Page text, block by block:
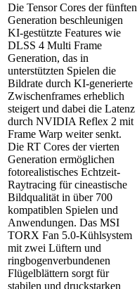
Die Tensor Cores der fünften
Generation beschleunigen
KI-gestützte Features wie
DLSS 4 Multi Frame
Generation, das in
unterstützten Spielen die
Bildrate durch KI-generierte
Zwischenframes erheblich
steigert und dabei die Latenz
durch NVIDIA Reflex 2 mit
Frame Warp weiter senkt.
Die RT Cores der vierten
Generation ermöglichen
fotorealistisches Echtzeit-
Raytracing für cineastische
Bildqualität in über 700
kompatiblen Spielen und
Anwendungen. Das MSI
TORX Fan 5.0-Kühlsystem
mit zwei Lüftern und
ringbogenverbundenen
Flügelblättern sorgt für
stabilen und druckstarken